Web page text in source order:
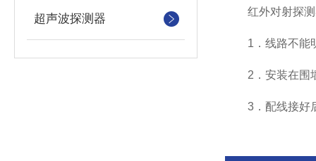
超声波探测器
红外对射探测
1．线路不能明
2．安装在围墙
3．配线接好后